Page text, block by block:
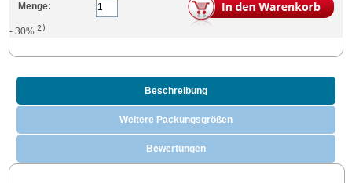
Menge:
- 30%2)
Beschreibung
Weitere Packungsgrößen
Bewertungen